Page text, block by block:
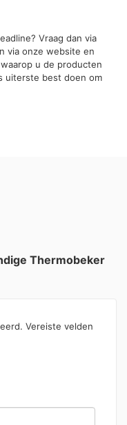
Vraag dan via
via onze website en
u de producten
uiterste best doen om
Thermobeker
Vereiste velden